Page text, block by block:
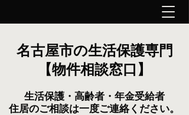
名古屋市の生活保護専門
【物件相談窓口】
生活保護・高齢者・年金受給者
住居のご相談は一度ご連絡ください。